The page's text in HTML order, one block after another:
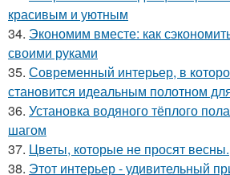
красивым и уютным
34. Экономим вместе: как
своими руками
35. Современный интерьер, в
становится идеальным полотном
36. Установка водяного тёплого
шагом
37. Цветы, которые не просят весны.
38. Этот интерьер - удивительный